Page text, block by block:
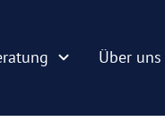
Über uns